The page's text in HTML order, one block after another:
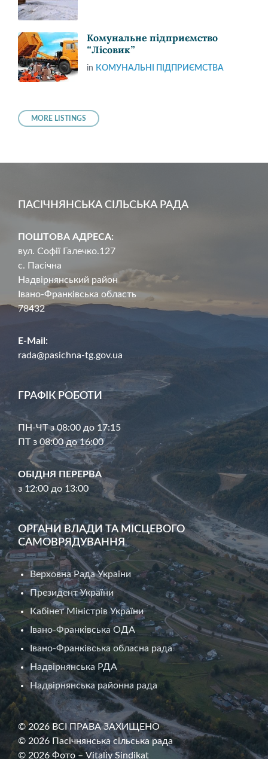
Комунальне підприємство
“Лісовик”
in КОМУНАЛЬНІ ПІДПРИЄМСТВА
MORE LISTINGS
ПАСІЧНЯНСЬКА СІЛЬСЬКА РАДА
ПОШТОВА АДРЕСА:
вул. Софії Галечко.127
с. Пасічна
Надвірнянський район
Івано-Франківська область
78432
E-Mail:
rada@pasichna-tg.gov.ua
ГРАФІК РОБОТИ
ПН-ЧТ з 08:00 до 17:15
ПТ з 08:00 до 16:00
ОБІДНЯ ПЕРЕРВА
з 12:00 до 13:00
ОРГАНИ ВЛАДИ ТА МІСЦЕВОГО
САМОВРЯДУВАННЯ
Верховна Рада України
Президент України
Кабінет Міністрів України
Івано-Франківська ОДА
Івано-Франківська обласна рада
Надвірнянська РДА
Надвірнянська районна рада
© 2026 ВСІ ПРАВА ЗАХИЩЕНО
© 2026 Пасічнянська сільська рада
© 2026 Фото – Vitaliy Sindikat